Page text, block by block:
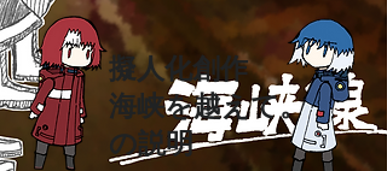
擬人化創作
海峡を越えて。
​の説明